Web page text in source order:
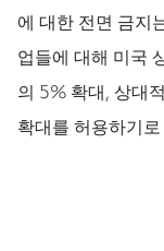
에 대한 전면 금지
업들에 대해 미국
의 5% 확대, 상대
확대를 허용하기